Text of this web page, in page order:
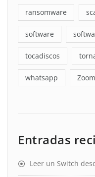
ransomware
software
tocadiscos
whatsapp Zoom
Entradas
Leer un Switch